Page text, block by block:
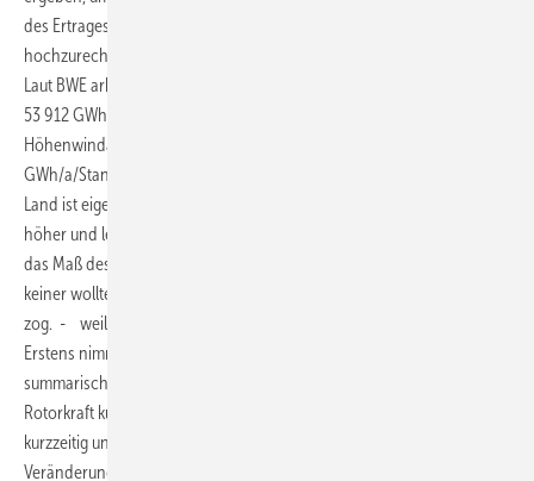
des Ertrages aus Solar, und ohne zahlenmäßige volle Abdeckung )
hochzurechnen.
Laut BWE arbeiteten 2019 : 29 456 WEA an Land mit dem Ertrag von
53 912 GWh. das ergab im Durchschnitt :1.83 GWh/a pro Anlage. Eine
Höhenwindanlage in 200m NH mit 8MW Antrieb erreicht damit ca.50
GWh/a/Standort (das 30-Fache). Das bisherige Konzept der WEA an
Land ist eigentlich uralt und hat sich bewährt, wurde immer wieder
höher und leistungsstärker gebaut. Man hat sehr wohl gemerkt, dass
das Maß des Wachstums im Laufe der Jahrzehnte kleiner wurde, und
keiner wollte der Erste sein, der die erforderlichen Konsequenzen
zog. - weil es drei harte Konsequenzen sind:
Erstens nimmt der biegebelastete feststehende Turm das
summarische Wachstum auswachsender Nabenhöhe und steigender
Rotorkraft kurz vor dem Boden übel. Halbe Konsequenzen retten nur
kurzzeitig und bringen anderen Aufwand; Die eindeutige richtige
Veränderung ist eine neue Turmstruktur. Dem Turm die Drehbarkeit zu